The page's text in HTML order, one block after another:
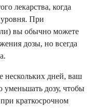
лекарства, когда
При
вы обычно можете
дозы, но всегда
нескольких дней, ваш
уменьшать дозу, чтобы
краткосрочном